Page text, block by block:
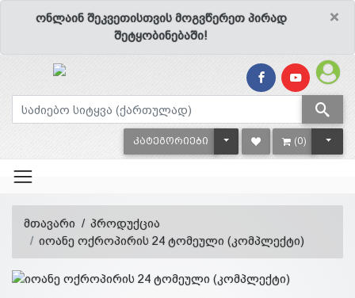
×
ონლაინ შეკვეთისთვის მოგვწერეთ პირად
შეტყობინებაში!
ᲙᲐᲢᲔᲒᲝᲠᲘᲔᲑᲘ TOGGLE DROPDOWN
(0)
მთავარი
პროდუქცია
იოანე ოქროპირის 24 ტომეული (კომპლექტი)